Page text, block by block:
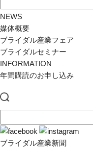
NEWS
媒体概要
ブライダル産業フェア
ブライダルセミナー
INFORMATION
年間購読のお申し込み
ブライダル産業新聞